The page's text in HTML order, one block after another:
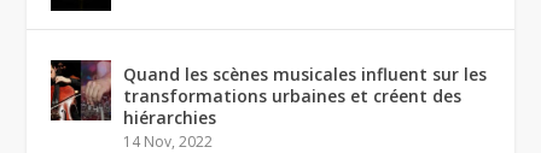
Quand les scènes musicales influent sur les
transformations urbaines et créent des
hiérarchies
14 Nov, 2022